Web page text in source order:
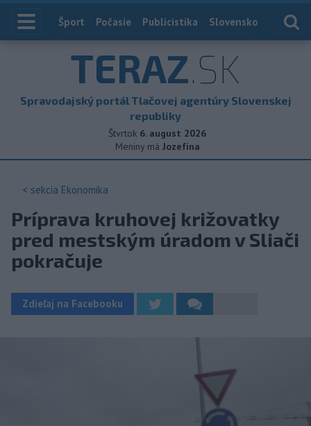
Index
Šport Počasie Publicistika Slovensko
TERAZ.SK
Spravodajský portál Tlačovej agentúry Slovenskej
republiky
Štvrtok 6. august 2026
Meniny má Jozefína
< sekcia Ekonomika
Príprava kruhovej križovatky
pred mestským úradom v Sliači
pokračuje
Zdieľaj na Facebooku